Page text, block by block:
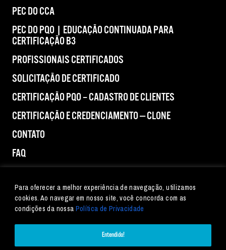
Para oferecer a melhor experiência de navegação, utilizamos
cookies. Ao navegar em nosso site, você concorda com as
condições da nossa Política de Privacidade
Entendido!
PEC DO CCA
PEC DO PQO | EDUCAÇÃO CONTINUADA PARA
CERTIFICAÇÃO B3
PROFISSIONAIS CERTIFICADOS
SOLICITAÇÃO DE CERTIFICADO
CERTIFICAÇÃO PQO – CADASTRO DE CLIENTES
CERTIFICAÇÃO E CREDENCIAMENTO — CLONE
CONTATO
FAQ